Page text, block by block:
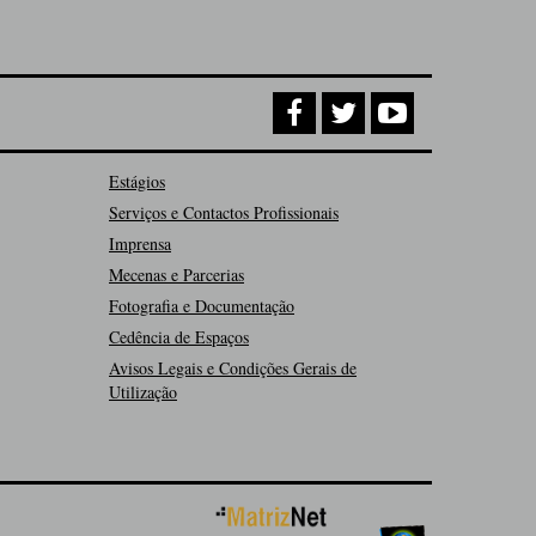
Estágios
Serviços e Contactos Profissionais
Imprensa
Mecenas e Parcerias
Fotografia e Documentação
Cedência de Espaços
Avisos Legais e Condições Gerais de
Utilização